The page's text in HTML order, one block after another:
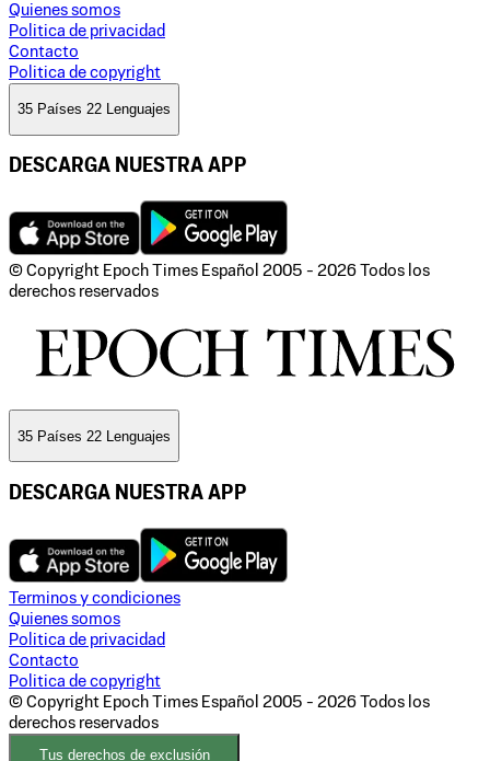
Quienes somos
Politica de privacidad
Contacto
Politica de copyright
35 Países 22 Lenguajes
DESCARGA NUESTRA APP
© Copyright Epoch Times Español 2005 - 2026 Todos los
derechos reservados
35 Países 22 Lenguajes
DESCARGA NUESTRA APP
Terminos y condiciones
Quienes somos
Politica de privacidad
Contacto
Politica de copyright
© Copyright Epoch Times Español 2005 - 2026 Todos los
derechos reservados
Tus derechos de exclusión